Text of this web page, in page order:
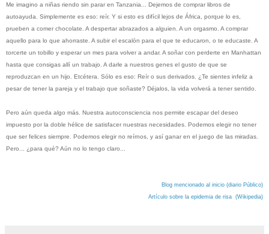
Me imagino a niñas riendo sin parar en Tanzania... Dejemos de comprar libros de
autoayuda. Simplemente es eso: reír. Y si esto es difícil lejos de África, porque lo es,
prueben a comer chocolate. A despertar abrazados a alguien. A un orgasmo. A comprar
aquello para lo que ahorraste. A subir el escalón para el que te educaron, o te educaste. A
torcerte un tobillo y esperar un mes para volver a andar. A soñar con perderte en Manhattan
hasta que consigas allí un trabajo. A darle a nuestros genes el gusto de que se
reproduzcan en un hijo. Etcétera. Sólo es eso: Reír o sus derivados. ¿Te sientes infeliz a
pesar de tener la pareja y el trabajo que soñaste? Déjalos, la vida volverá a tener sentido.
Pero aún queda algo más. Nuestra autoconsciencia nos permite escapar del deseo
impuesto por la doble hélice de satisfacer nuestras necesidades. Podemos elegir no tener
que ser felices siempre. Podemos elegir no reírnos, y así ganar en el juego de las miradas.
Pero... ¿para qué? Aún no lo tengo claro...
Blog mencionado al inicio (diario Público)
Artículo sobre la epidemia de risa (Wikipedia)